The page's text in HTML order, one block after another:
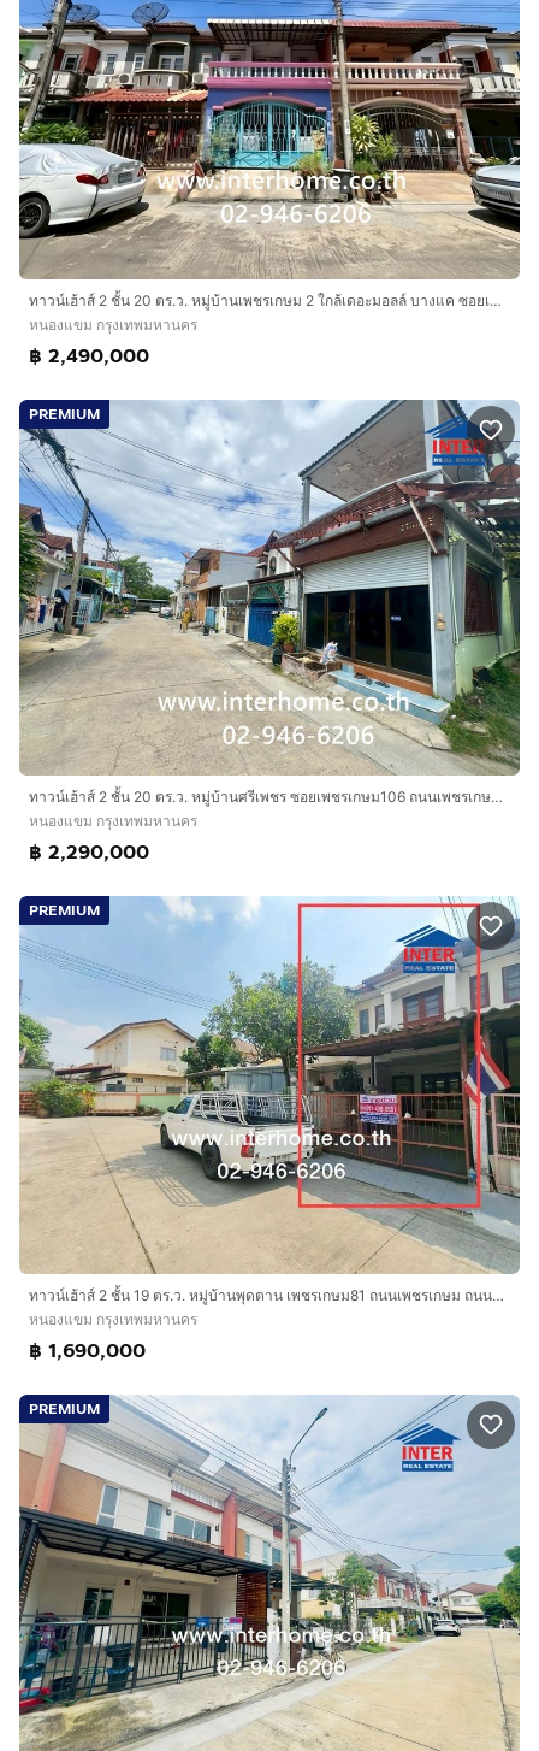
ทาวน์เฮ้าส์ 2 ชั้น 20 ตร.ว. หมู่บ้านเพชรเกษม 2 ใกล้เดอะมอลล์ บางแค ซอยเพชรเกษม55-2 ถนนเพชรเกษม เขตหนองแขม กรุงเทพมหานคร
หนองแขม กรุงเทพมหานคร
฿ 2,490,000
PREMIUM
ทาวน์เฮ้าส์ 2 ชั้น 20 ตร.ว. หมู่บ้านศรีเพชร ซอยเพชรเกษม106 ถนนเพชรเกษม เขตหนองแขม กรุงเทพมหานคร
หนองแขม กรุงเทพมหานคร
฿ 2,290,000
PREMIUM
ทาวน์เฮ้าส์ 2 ชั้น 19 ตร.ว. หมู่บ้านพุดตาน เพชรเกษม81 ถนนเพชรเกษม ถนนมาเจริญ เขตหนองแขม กรุงเทพมหานคร
หนองแขม กรุงเทพมหานคร
฿ 1,690,000
PREMIUM